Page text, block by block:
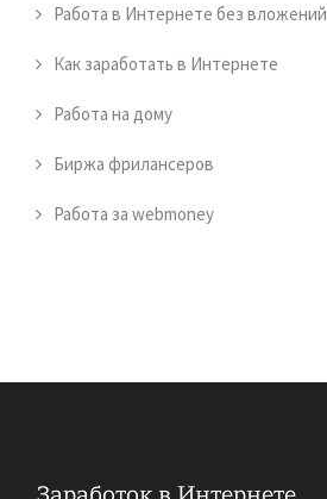
Работа в Интернете без вложений
Как заработать в Интернете
Работа на дому
Биржа фрилансеров
Работа за webmoney